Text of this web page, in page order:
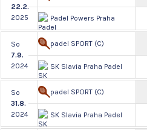
22.2.
2025
Padel Powers Praha
So
7.9.
2024
padel SPORT (C)
SK Slavia Praha Padel
So
31.8.
2024
padel SPORT (C)
SK Slavia Praha Padel